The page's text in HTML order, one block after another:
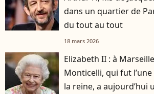
dans un quartier de
du tout au tout
18 mars 2026
Elizabeth II : à
Monticelli, qui fut
la reine, a aujourd’hui